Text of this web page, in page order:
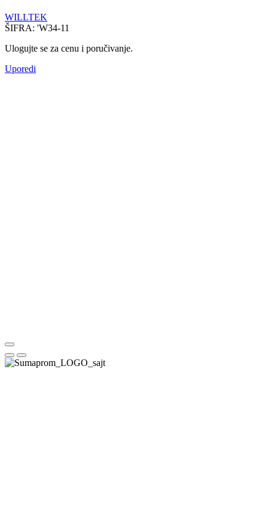
WILLTEK
ŠIFRA: 'W34-11
Ulogujte se za cenu i poručivanje.
Uporedi